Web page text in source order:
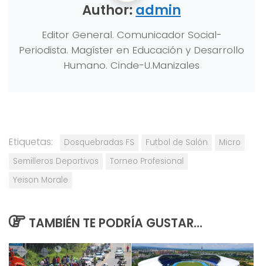
Author: admin
Editor General. Comunicador Social-
Periodista. Magíster en Educación y Desarrollo
Humano. Cinde-U.Manizales
Etiquetas: Dosquebradas FS Futbol de Salón
Micro
Semilleros Deportivos
Torneo Profesional
Yeison Morale
TAMBIÉN TE PODRÍA GUSTAR...